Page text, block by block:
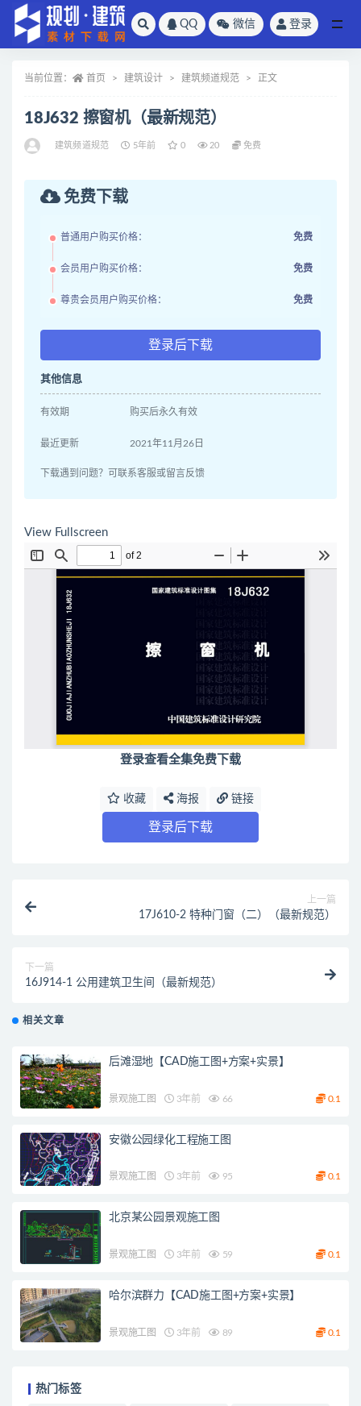
QQ 微信 登录
当前位置： 首页 建筑设计 建筑频道规范 正文
18J632 擦窗机（最新规范）
建筑频道规范 5年前 0 20 免费
免费下载
普通用户购买价格： 免费
会员用户购买价格： 免费
尊贵会员用户购买价格： 免费
登录后下载
其他信息
有效期 购买后永久有效
最近更新 2021年11月26日
下载遇到问题？可联系客服或留言反馈
View Fullscreen
登录查看全集免费下载
收藏 海报 链接
登录后下载
上一篇
17J610-2 特种门窗（二）（最新规范）
下一篇
16J914-1 公用建筑卫生间（最新规范）
相关文章
后滩湿地【CAD施工图+方案+实景】
景观施工图 3年前 66 0.1
安徽公园绿化工程施工图
景观施工图 3年前 95 0.1
北京某公园景观施工图
景观施工图 3年前 59 0.1
哈尔滨群力【CAD施工图+方案+实景】
景观施工图 3年前 89 0.1
热门标签
全部